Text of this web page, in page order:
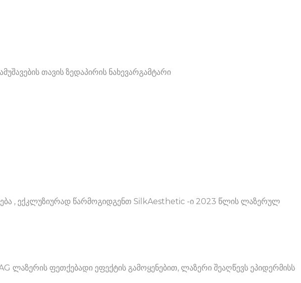
თავის ზედაპირის ნახევარგამტარი
, ექკლუზიურად წარმოგიდგენთ SilkAesthetic -ი 2023 წლის ლაზერულ
ფეთქებადი ეფექტის გამოყენებით, ლაზერი შეაღწევს ეპიდერმისს